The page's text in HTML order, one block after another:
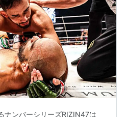
ナンバーシリーズRIZIN47は